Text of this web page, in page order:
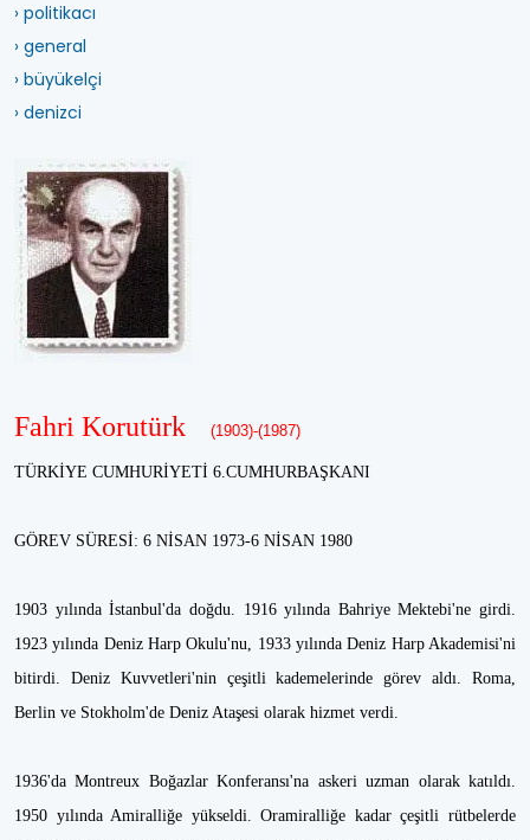
› politikacı
› general
› büyükelçi
› denizci
Fahri Korutürk (1903)-(1987)
TÜRKİYE CUMHURİYETİ 6.CUMHURBAŞKANI
GÖREV SÜRESİ: 6 NİSAN 1973-6 NİSAN 1980
1903 yılında İstanbul'da doğdu. 1916 yılında Bahriye Mektebi'ne girdi.
1923 yılında Deniz Harp Okulu'nu, 1933 yılında Deniz Harp Akademisi'ni
bitirdi. Deniz Kuvvetleri'nin çeşitli kademelerinde görev aldı. Roma,
Berlin ve Stokholm'de Deniz Ataşesi olarak hizmet verdi.
1936'da Montreux Boğazlar Konferansı'na askeri uzman olarak katıldı.
1950 yılında Amiralliğe yükseldi. Oramiralliğe kadar çeşitli rütbelerde